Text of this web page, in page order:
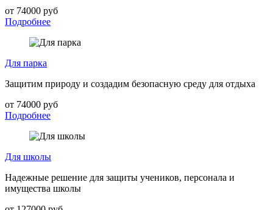
от 74000 руб
Подробнее
Для парка
Защитим природу и создадим безопасную среду для отдыха
от 74000 руб
Подробнее
Для школы
Надежные решение для защиты учеников, персонала и
имущества школы